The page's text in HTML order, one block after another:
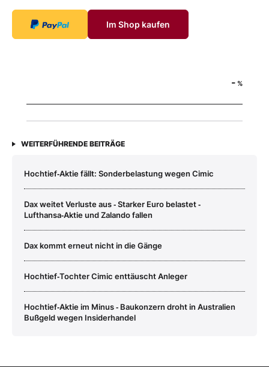
Im Shop kaufen
- %
WEITERFÜHRENDE BEITRÄGE
Hochtief‑Aktie fällt: Sonderbelastung wegen Cimic
Dax weitet Verluste aus ‑ Starker Euro belastet ‑
Lufthansa‑Aktie und Zalando fallen
Dax kommt erneut nicht in die Gänge
Hochtief‑Tochter Cimic enttäuscht Anleger
Hochtief‑Aktie im Minus ‑ Baukonzern droht in Australien
Bußgeld wegen Insiderhandel